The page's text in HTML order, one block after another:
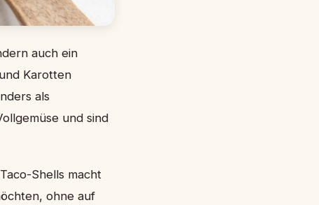
auch ein
Karotten
als
und sind
Shells macht
ohne auf